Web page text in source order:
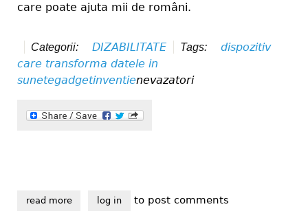
care poate ajuta mii de români.
Categorii: DIZABILITATE Tags:
dispozitiv
care transforma datele in
sunetegadgetinventienevazatori
read moreabout inventia care ar putea ajuta mii de romani
log in to post comments